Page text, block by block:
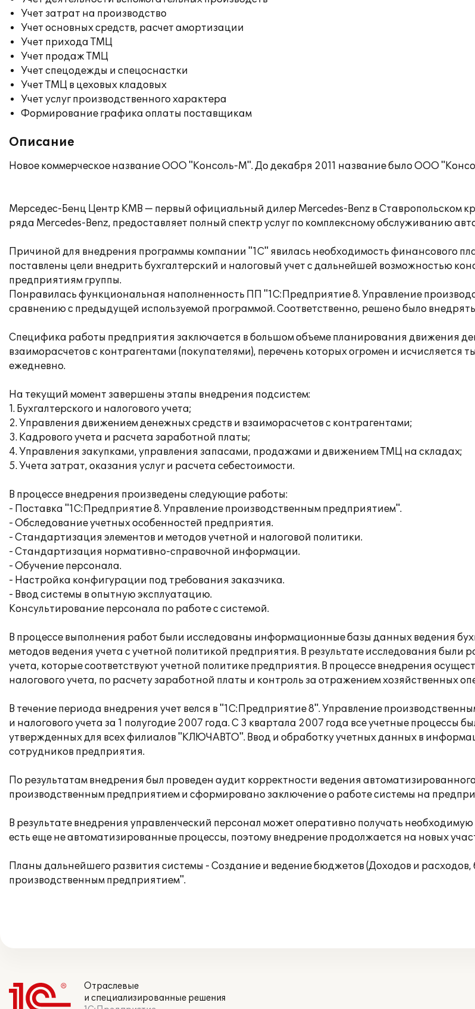
Учет затрат на производство
Учет основных средств, расчет амортизации
Учет прихода ТМЦ
Учет продаж ТМЦ
Учет спецодежды и спецоснастки
Учет ТМЦ в цеховых кладовых
Учет услуг производственного характера
Формирование графика оплаты поставщикам
Описание
Новое коммерческое название ООО "Консоль-М". До декабря 2011 название было ООО
Мерседес-Бенц Центр КМВ — первый официальный дилер Mercedes-Benz в Ставропольском
ряда Mercedes-Benz, предоставляет полный спектр услуг по комплексному обслуживанию
Причиной для внедрения программы компании "1С" явилась необходимость финансового
поставлены цели внедрить бухгалтерский и налоговый учет с дальнейшей возможностью
предприятиям группы.
Понравилась функциональная наполненность ПП "1С:Предприятие 8. Управление
сравнению с предыдущей используемой программой. Соответственно, решено было
Специфика работы предприятия заключается в большом объеме планирования движения
взаиморасчетов с контрагентами (покупателями), перечень которых огромен и исчисляется
ежедневно.
На текущий момент завершены этапы внедрения подсистем:
1. Бухгалтерского и налогового учета;
2. Управления движением денежных средств и взаиморасчетов с контрагентами;
3. Кадрового учета и расчета заработной платы;
4. Управления закупками, управления запасами, продажами и движением ТМЦ на складах;
5. Учета затрат, оказания услуг и расчета себестоимости.
В процессе внедрения произведены следующие работы:
- Поставка "1С:Предприятие 8. Управление производственным предприятием".
- Обследование учетных особенностей предприятия.
- Стандартизация элементов и методов учетной и налоговой политики.
- Стандартизация нормативно-справочной информации.
- Обучение персонала.
- Настройка конфигурации под требования заказчика.
- Ввод системы в опытную эксплуатацию.
Консультирование персонала по работе с системой.
В процессе выполнения работ были исследованы информационные базы данных ведения
методов ведения учета с учетной политикой предприятия. В результате исследования
учета, которые соответствуют учетной политике предприятия. В процессе внедрения
налогового учета, по расчету заработной платы и контроль за отражением хозяйственных
В течение периода внедрения учет велся в "1С:Предприятие 8". Управление
и налогового учета за 1 полугодие 2007 года. С 3 квартала 2007 года все учетные
утвержденных для всех филиалов "КЛЮЧАВТО". Ввод и обработку учетных данных в
сотрудников предприятия.
По результатам внедрения был проведен аудит корректности ведения
производственным предприятием и сформировано заключение о работе системы на
В результате внедрения управленческий персонал может оперативно получать
есть еще не автоматизированные процессы, поэтому внедрение продолжается на новых
Планы дальнейшего развития системы - Создание и ведение бюджетов (Доходов и
производственным предприятием".
Отраслевые
и специализированные решения